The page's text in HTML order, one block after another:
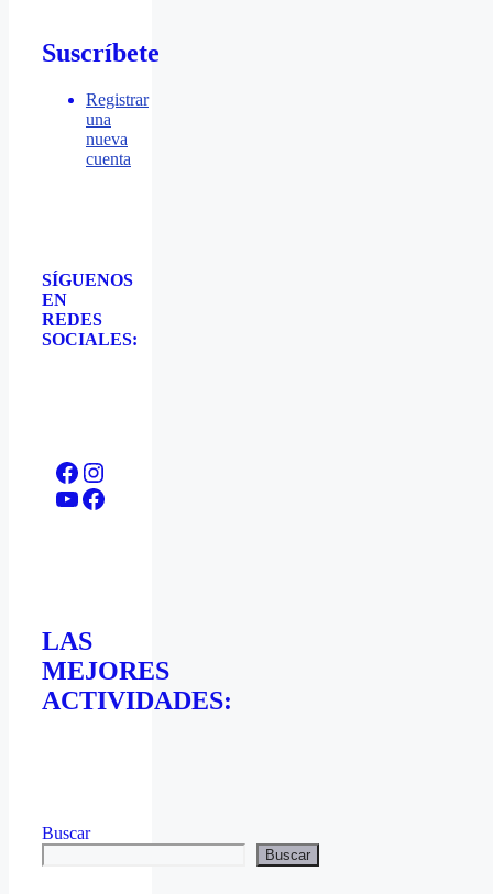
Suscríbete
Registrar
una
nueva
cuenta
SÍGUENOS
EN
REDES
SOCIALES:
Facebook
Instagram
YouTube
Facebook
LAS
MEJORES
ACTIVIDADES:
Buscar
Buscar